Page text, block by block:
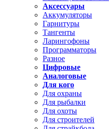
Аксессуары
Аккумуляторы
Гарнитуры
Тангенты
Ларингофоны
Программаторы
Разное
Цифровые
Аналоговые
Для кого
Для охраны
Для рыбалки
Для охоты
Для строителей